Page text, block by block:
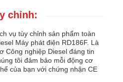
chỉnh:
vụ tùy chỉnh sản phẩm toàn
Máy phát điện RD186F. Là
Công nghiệp Diesel đáng tin
tôi đảm bảo mỗi động cơ
của bạn với chứng nhận CE